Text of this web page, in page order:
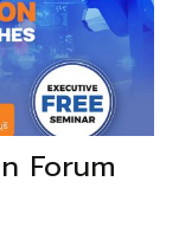
Forum